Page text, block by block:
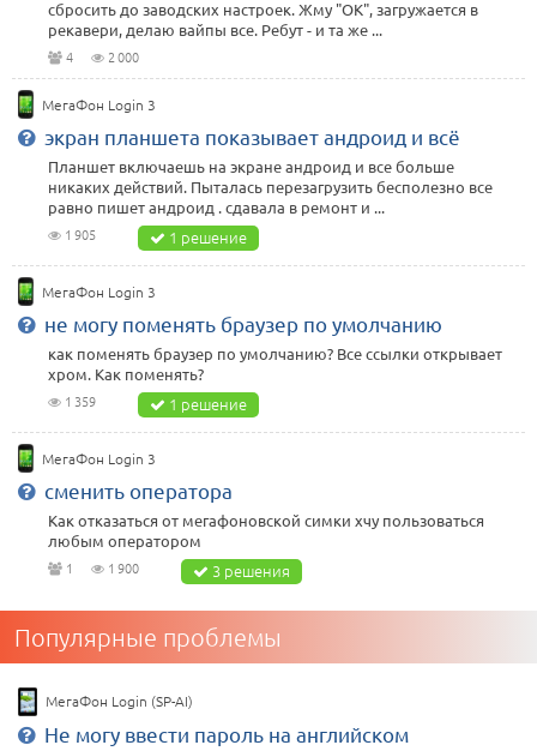
сбросить до заводских настроек. Жму "ОК", загружается в
рекавери, делаю вайпы все. Ребут - и та же ...
4 2 000
МегаФон Login 3
экран планшета показывает андроид и всё
Планшет включаешь на экране андроид и все больше
никаких действий. Пыталась перезагрузить бесполезно все
равно пишет андроид . сдавала в ремонт и ...
1 905 1 решение
МегаФон Login 3
не могу поменять браузер по умолчанию
как поменять браузер по умолчанию? Все ссылки открывает
хром. Как поменять?
1 359 1 решение
МегаФон Login 3
сменить оператора
Как отказаться от мегафоновской симки хчу пользоваться
любым оператором
1 1 900 3 решения
Популярные проблемы
МегаФон Login (SP-AI)
Не могу ввести пароль на английском